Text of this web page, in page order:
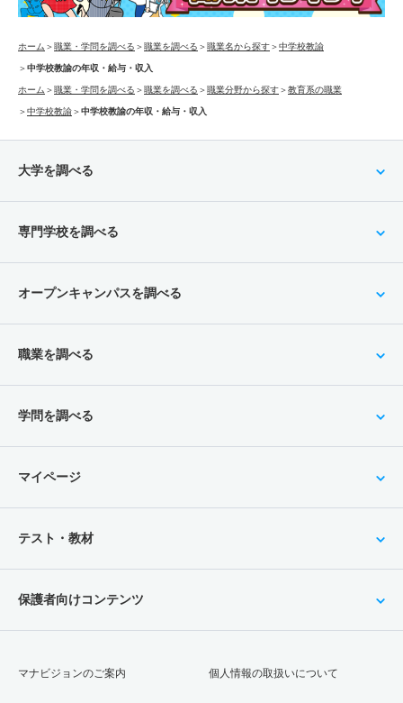
ホーム ＞職業・学問を調べる ＞職業を調べる ＞職業名から探す＞中学校教諭
＞中学校教諭の年収・給与・収入
ホーム ＞職業・学問を調べる ＞職業を調べる ＞職業分野から探す＞教育系の職業
＞中学校教諭＞中学校教諭の年収・給与・収入
大学を調べる
専門学校を調べる
オープンキャンパスを調べる
職業を調べる
学問を調べる
マイページ
テスト・教材
保護者向けコンテンツ
マナビジョンのご案内 個人情報の取扱いについて